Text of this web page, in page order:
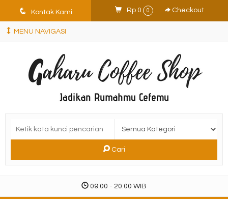
q Kontak Kami Rp 0 0 Checkout
MENU NAVIGASI
Cari
09.00 - 20.00 WIB